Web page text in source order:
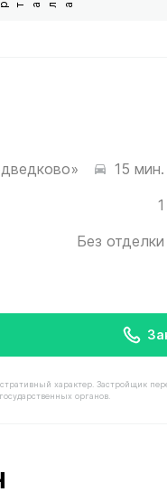
Территория квартала
15 мин.
1
Без отделки
характер. Застройщик
органов.